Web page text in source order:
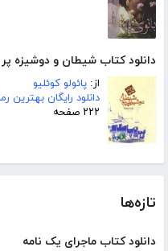
دانلود کتاب شیطان و دوشیزه
از: پائولو کوئلیو
دانلود رایگان بهترین
۲۲۲ صفحه
تازه‌ها
دانلود کتاب ماجرای یک نامه